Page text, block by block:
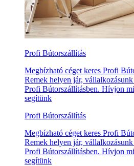
Profi Bútorszállítás
Megbízható céget keres Profi
Remek helyen jár,
Profi Bútorszállításben. Hívjon
segítünk
Profi Bútorszállítás
Megbízható céget keres Profi
Remek helyen jár,
Profi Bútorszállításben. Hívjon
segítünk